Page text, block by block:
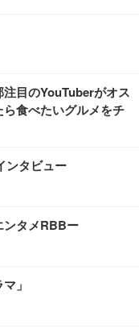
注目のYouTuberがオス
食べたいグルメをチ
ンタビュー
ンタメRBBー
」